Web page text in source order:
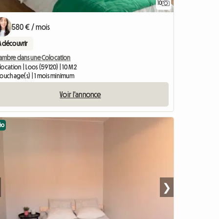
10
580 € / mois
découvrir
dans une Colocation
| Loos (59120) | 10 M2
| 1 mois minimum
Voir l'annonce
❯